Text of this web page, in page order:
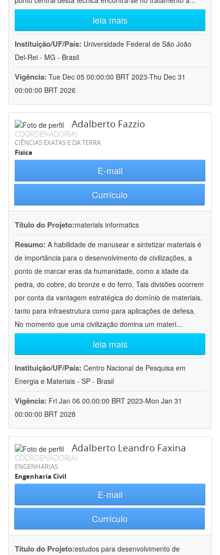
leia mais
Instituição/UF/País: Universidade Federal de São João
Del-Rei - MG - Brasil
Vigência: Tue Dec 05 00:00:00 BRT 2023-Thu Dec 31
00:00:00 BRT 2026
Adalberto Fazzio
COORDENADOR(A)
CIÊNCIAS EXATAS E DA TERRA
Física
E-mail
Currículo
Título do Projeto:materials informatics
Resumo: A habilidade de manusear e sintetizar materiais é
de importância para o desenvolvimento de civilizações, a
ponto de marcar eras da humanidade, como a idade da
pedra, do cobre, do bronze e do ferro. Tais divisões ocorrem
por conta da vantagem estratégica do domínio de materiais,
tanto para infraestrutura como para aplicações de defesa.
No momento que uma civilização domina um materi...
leia mais
Instituição/UF/País: Centro Nacional de Pesquisa em
Energia e Materiais - SP - Brasil
Vigência: Fri Jan 06 00:00:00 BRT 2023-Mon Jan 31
00:00:00 BRT 2028
Adalberto Leandro Faxina
COORDENADOR(A)
ENGENHARIAS
Engenharia Civil
E-mail
Currículo
Título do Projeto:estudos para desenvolvimento de